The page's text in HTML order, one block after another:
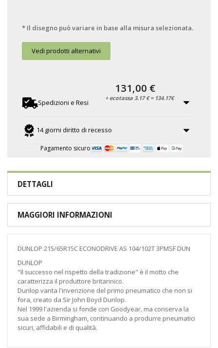
* Il disegno può variare in base alla misura selezionata.
Vedi prodotti alternativi
Spedizioni e Resi
14 giorni diritto di recesso
Pagamento sicuro
131,00 €
+ ecotassa 3.17 € = 134.17€
DETTAGLI
MAGGIORI INFORMAZIONI
DUNLOP 215/65R15C ECONODRIVE AS 104/102T 3PMSF DUN
DUNLOP
"Il successo nel rispetto della tradizione" è il motto che
caratterizza il produttore britannico.
Dunlop vanta l'invenzione del primo pneumatico che non si
fora, creato da Sir John Boyd Dunlop.
Nel 1999 l'azienda si fonde con Goodyear, ma conserva la
sua sede a Birmingham, continuando a produrre pneumatici
sicuri, affidabili e di qualità.